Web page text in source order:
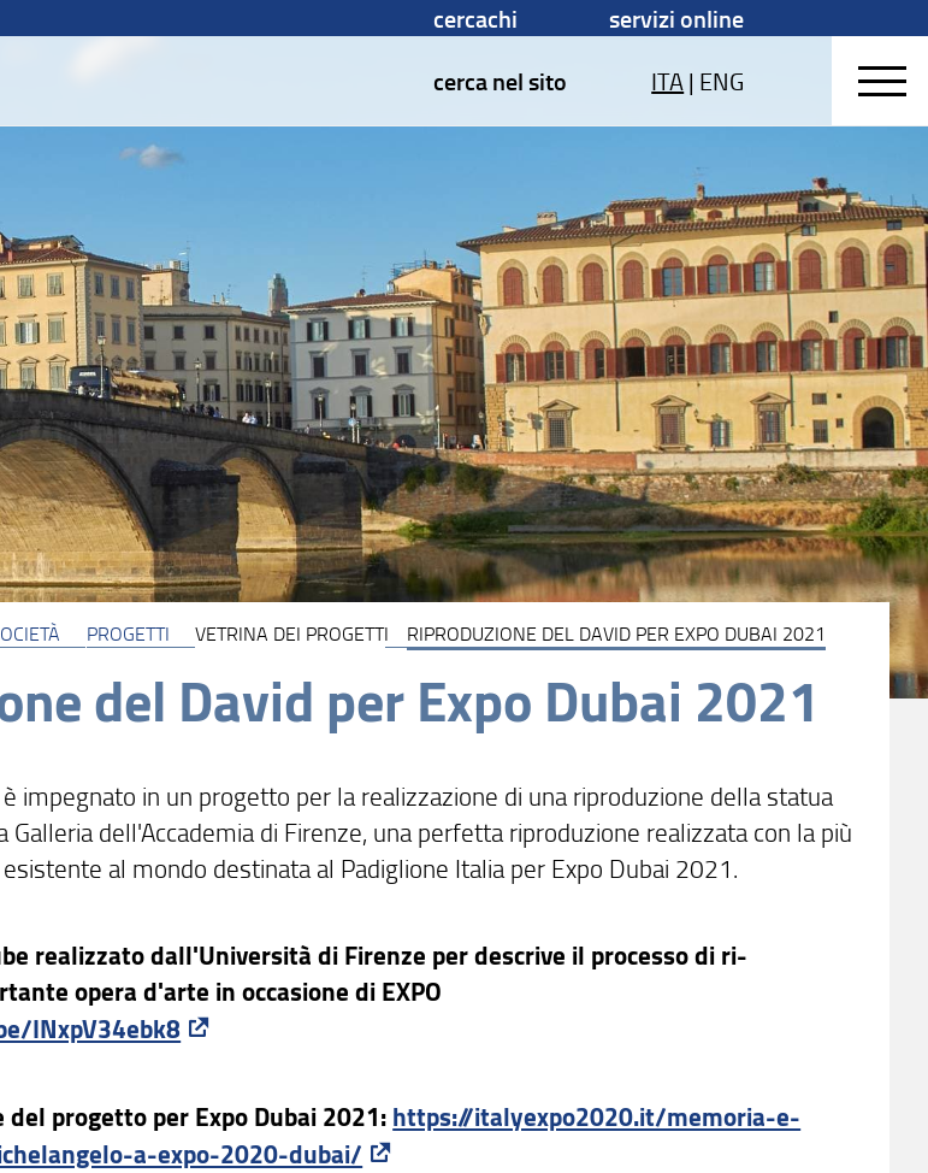
cercachi
servizi online
cerca nel sito
ITA| ENG
PROGETTI VETRINA DEI PROGETTI RIPRODUZIONE DEL DAVID PER EXPO DUBAI 2021
del David per Expo Dubai 2021
impegnato in un progetto per la realizzazione di una riproduzione della statua
Galleria dell'Accademia di Firenze, una perfetta riproduzione realizzata con la più
al mondo destinata al Padiglione Italia per Expo Dubai 2021.
realizzato dall'Università di Firenze per descrive il processo di ri-
opera d'arte in occasione di EXPO
INxpV34ebk8
progetto per Expo Dubai 2021: https://italyexpo2020.it/memoria-e-
a-expo-2020-dubai/